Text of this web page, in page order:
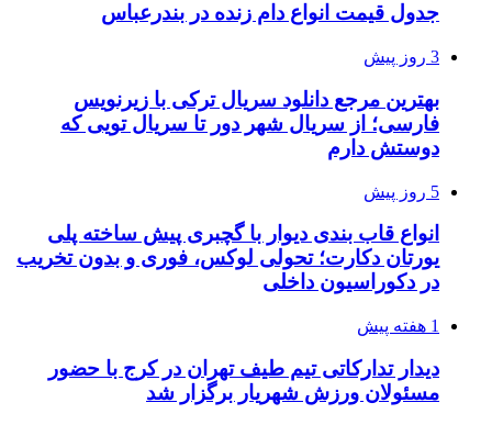
جدول قیمت انواع دام زنده در بندرعباس
3 روز پیش
بهترین مرجع دانلود سریال ترکی با زیرنویس
فارسی؛ از سریال شهر دور تا سریال تویی که
دوستش دارم
5 روز پیش
انواع قاب بندی دیوار با گچبری پیش ساخته پلی
یورتان دکارت؛ تحولی لوکس، فوری و بدون تخریب
در دکوراسیون داخلی
1 هفته پیش
دیدار تدارکاتی تیم طیف تهران در کرج با حضور
مسئولان ورزش شهریار برگزار شد